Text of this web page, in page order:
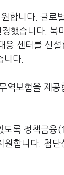
합니다. 글로
했습니다. 북
응 센터를 신
니다.
역보험을 제
도록 정책금
합니다. 첨단